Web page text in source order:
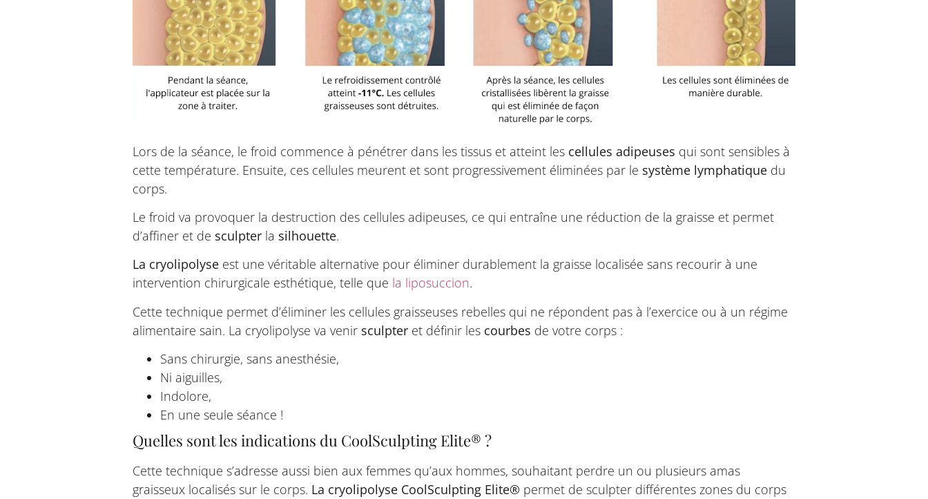
Lors de la séance, le froid commence à pénétrer dans les tissus et atteint les cellules adipeuses qui sont sensibles à
cette température. Ensuite, ces cellules meurent et sont progressivement éliminées par le système lymphatique du
corps.
Le froid va provoquer la destruction des cellules adipeuses, ce qui entraîne une réduction de la graisse et permet
d’affiner et de sculpter la silhouette.
La cryolipolyse est une véritable alternative pour éliminer durablement la graisse localisée sans recourir à une
intervention chirurgicale esthétique, telle que la liposuccion.
Cette technique permet d’éliminer les cellules graisseuses rebelles qui ne répondent pas à l’exercice ou à un régime
alimentaire sain. La cryolipolyse va venir sculpter et définir les courbes de votre corps :
Sans chirurgie, sans anesthésie,
Ni aiguilles,
Indolore,
En une seule séance !
Quelles sont les indications du CoolSculpting Elite® ?
Cette technique s’adresse aussi bien aux femmes qu’aux hommes, souhaitant perdre un ou plusieurs amas
graisseux localisés sur le corps. La cryolipolyse CoolSculpting Elite® permet de sculpter différentes zones du corps